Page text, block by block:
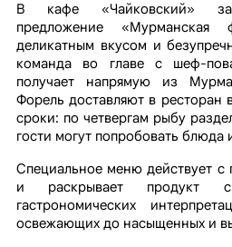
В кафе «Чайковский»
предложение
деликатным вкусом и
команда во главе с шеф-
получает напрямую из
Форель доставляют в ресторан
сроки: по четвергам рыбу
гости могут попробовать
Специальное меню действует с
и раскрывает продукт
гастрономических
освежающих до насыщенных и